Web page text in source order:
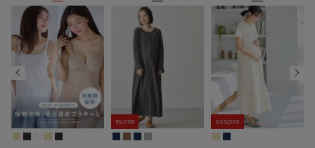
マタニティ 腹巻き
ブラトップ
親子セット
快適機能ウェア特集 トップス
快適機能ウェア特集 ボトムス
快適機能ウェア特集 パジャマ
ベビー
あったかアイテム｜
もらって嬉しいギフト
かわいくておもしろ
何枚あっても嬉しい
長く使えるアイテム
お部屋映えアイテム
裏起毛素材
5%OFF 30%OFF